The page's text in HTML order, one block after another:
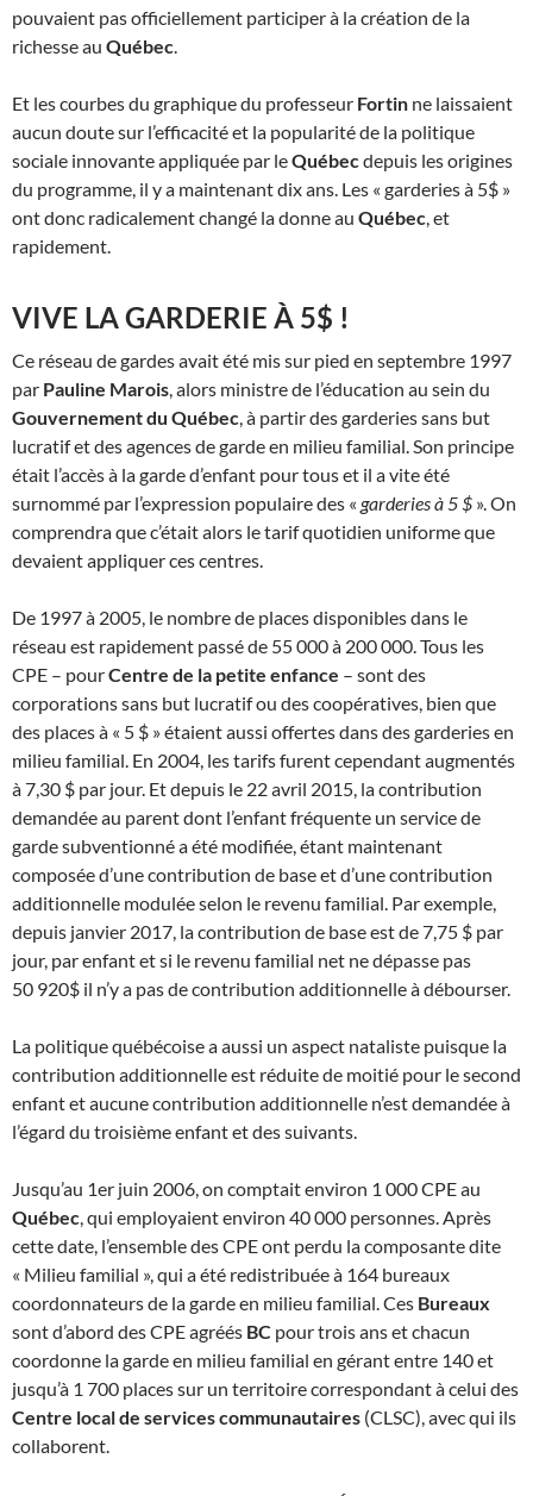
pouvaient pas officiellement participer à la création de la
richesse au Québec.
Et les courbes du graphique du professeur Fortin ne laissaient
aucun doute sur l’efficacité et la popularité de la politique
sociale innovante appliquée par leQuébecdepuis les origines
du programme, il y a maintenant dix ans. Les « garderies à 5$ »
ont donc radicalement changé la donne au Québec, et
rapidement.
VIVE LA GARDERIE À 5$ !
Ce réseau de gardes avait été mis sur pied en septembre 1997
par Pauline Marois, alors ministre de l’éducation au sein du
Gouvernement du Québec, à partir des garderies sans but
lucratif et des agences de garde en milieu familial. Son principe
était l’accès à la garde d’enfant pour tous et il a vite été
surnommé par l’expression populaire des « garderies à 5 $ ». On
comprendra que c’était alors le tarif quotidien uniforme que
devaient appliquer ces centres.
De 1997 à 2005, le nombre de places disponibles dans le
réseau est rapidement passé de 55 000 à 200 000. Tous les
CPE – pourCentre de la petite enfance – sont des
corporations sans but lucratif ou des coopératives, bien que
des places à « 5 $ » étaient aussi offertes dans des garderies en
milieu familial. En 2004, les tarifs furent cependant augmentés
à 7,30 $ par jour. Et depuis le 22 avril 2015, la contribution
demandée au parent dont l’enfant fréquente un service de
garde subventionné a été modifiée, étant maintenant
composée d’une contribution de base et d’une contribution
additionnelle modulée selon le revenu familial. Par exemple,
depuis janvier 2017, la contribution de base est de 7,75 $ par
jour, par enfant et si le revenu familial net ne dépasse pas
50 920$ il n’y a pas de contribution additionnelle à débourser.
La politique québécoise a aussi un aspect nataliste puisque la
contribution additionnelle est réduite de moitié pour le second
enfant et aucune contribution additionnelle n’est demandée à
l’égard du troisième enfant et des suivants.
Jusqu’au 1er juin 2006, on comptait environ 1 000 CPE au
Québec, qui employaient environ 40 000 personnes. Après
cette date, l’ensemble des CPE ont perdu la composante dite
« Milieu familial », qui a été redistribuée à 164 bureaux
coordonnateurs de la garde en milieu familial. Ces Bureaux
sont d’abord des CPE agréés BC pour trois ans et chacun
coordonne la garde en milieu familial en gérant entre 140 et
jusqu’à 1 700 places sur un territoire correspondant à celui des
Centre local de services communautaires (CLSC), avec qui ils
collaborent.